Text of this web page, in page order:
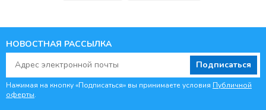
НОВОСТНАЯ РАССЫЛКА
Подписаться
Нажимая на кнопку «Подписаться» вы принимаете условия Публичной
оферты.